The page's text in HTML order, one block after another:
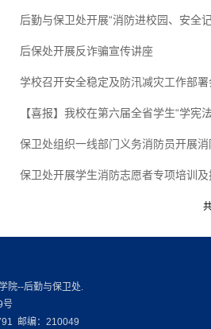
后勤与保卫处开展“消防进校园、安全
后保处开展反诈骗宣传讲座
学校召开安全稳定及防汛减灾工作部署
【喜报】我校在第六届全省学生“学宪
保卫处组织一线部门义务消防员开展
保卫处开展学生消防志愿者专项培训
院--后勤与保卫处.
号
邮编：210049